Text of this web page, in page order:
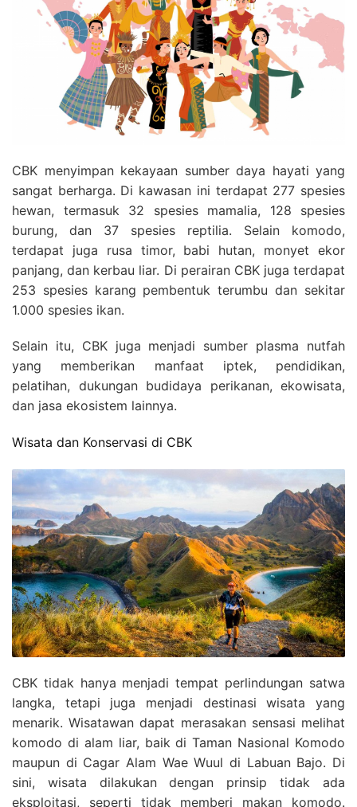
CBK menyimpan kekayaan sumber daya hayati yang
sangat berharga. Di kawasan ini terdapat 277 spesies
hewan, termasuk 32 spesies mamalia, 128 spesies
burung, dan 37 spesies reptilia. Selain komodo,
terdapat juga rusa timor, babi hutan, monyet ekor
panjang, dan kerbau liar. Di perairan CBK juga terdapat
253 spesies karang pembentuk terumbu dan sekitar
1.000 spesies ikan.
Selain itu, CBK juga menjadi sumber plasma nutfah
yang memberikan manfaat iptek, pendidikan,
pelatihan, dukungan budidaya perikanan, ekowisata,
dan jasa ekosistem lainnya.
Wisata dan Konservasi di CBK
CBK tidak hanya menjadi tempat perlindungan satwa
langka, tetapi juga menjadi destinasi wisata yang
menarik. Wisatawan dapat merasakan sensasi melihat
komodo di alam liar, baik di Taman Nasional Komodo
maupun di Cagar Alam Wae Wuul di Labuan Bajo. Di
sini, wisata dilakukan dengan prinsip tidak ada
eksploitasi, seperti tidak memberi makan komodo.